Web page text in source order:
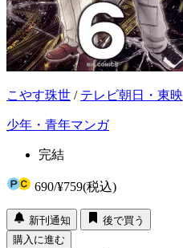
こやす珠世 / テレビ朝日・東映
少年・青年マンガ
完結
690/¥759(税込)
新刊通知
後で買う
購入に進む